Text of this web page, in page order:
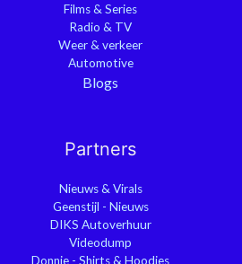
Films & Series
Radio & TV
Weer & verkeer
Automotive
Blogs
Partners
Nieuws & Virals
Geenstijl - Nieuws
DIKS Autoverhuur
Videodump
Donnie - Shirts & Hoodies